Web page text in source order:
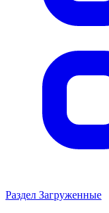
Раздел Загруженные